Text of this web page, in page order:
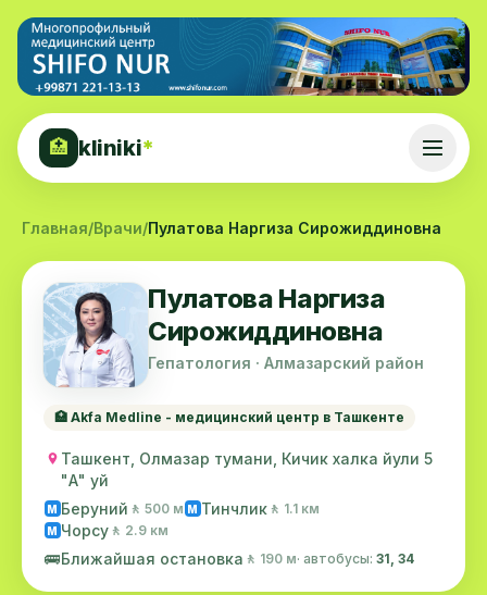
🏥 kliniki*
Главная/Врачи/Пулатова Наргиза Сирожиддиновна
Пулатова Наргиза
Сирожиддиновна
Гепатология · Алмазарский район
🏥 Akfa Medline - медицинский центр в Ташкенте
Ташкент, Олмазар тумани, Кичик халка йули 5
"А" уй
M Беруний 🚶 500 м M Тинчлик 🚶 1.1 км
M Чорсу 🚶 2.9 км
🚌Ближайшая остановка 🚶 190 м· автобусы: 31, 34